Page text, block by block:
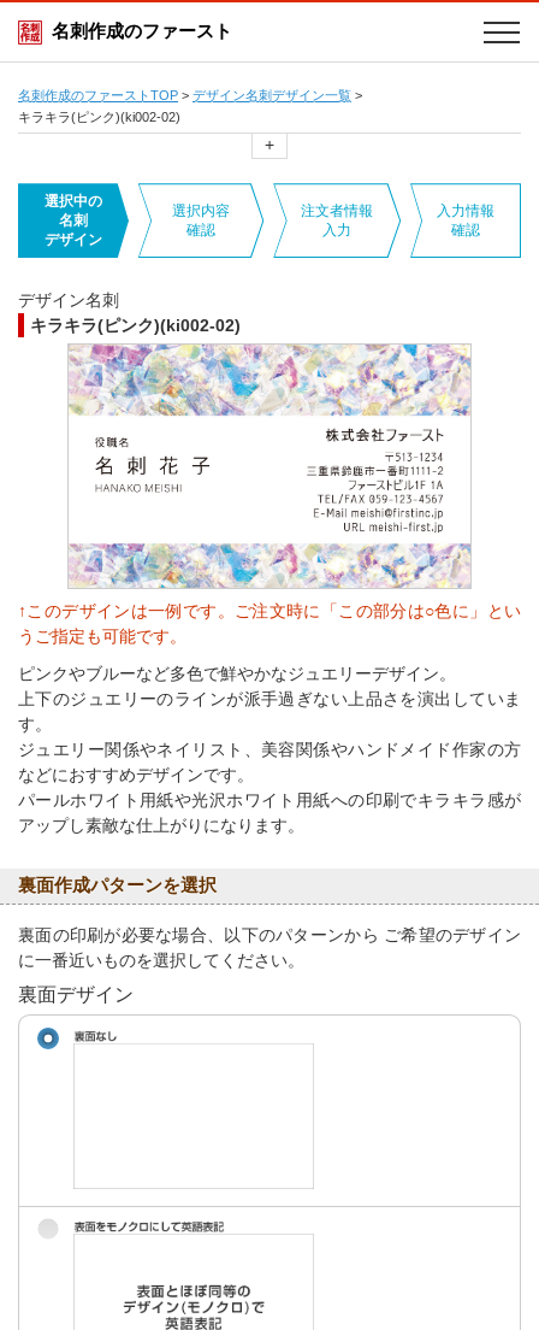
名刺作成のファースト
名刺作成のファーストTOP > デザイン名刺デザイン一覧 >
キラキラ(ピンク)(ki002-02)
+
選択中の
名刺
デザイン
選択内容
確認
注文者情報
入力
入力情報
確認
デザイン名刺
キラキラ(ピンク)(ki002-02)
↑このデザインは一例です。ご注文時に「この部分は○色に」とい
うご指定も可能です。
ピンクやブルーなど多色で鮮やかなジュエリーデザイン。
上下のジュエリーのラインが派手過ぎない上品さを演出していま
す。
ジュエリー関係やネイリスト、美容関係やハンドメイド作家の方
などにおすすめデザインです。
パールホワイト用紙や光沢ホワイト用紙への印刷でキラキラ感が
アップし素敵な仕上がりになります。
裏面作成パターンを選択
裏面の印刷が必要な場合、以下のパターンから ご希望のデザイン
に一番近いものを選択してください。
裏面デザイン